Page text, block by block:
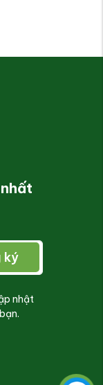
ký
nhật